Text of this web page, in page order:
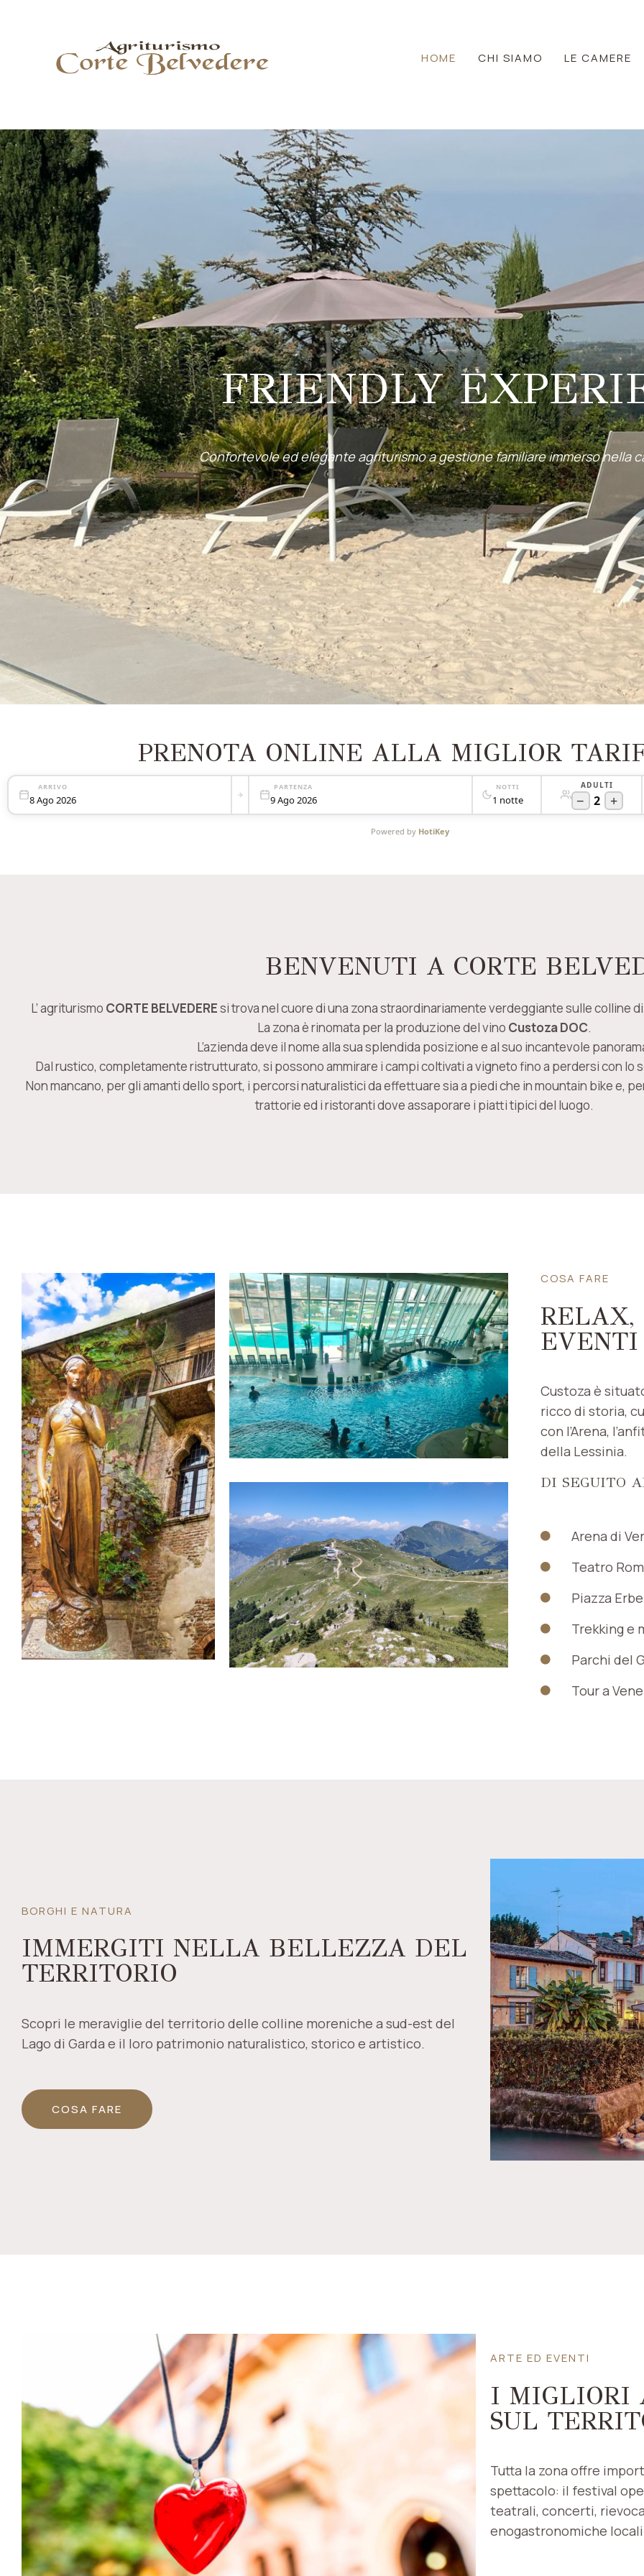
HOME CHI SIAMO LE CAMERE
FRIENDLY
Confortevole ed elegante agriturismo a gestione familiare immerso nella
PRENOTA ONLINE ALLA MIGLIOR
BENVENUTI A CORTE
L’ agriturismo CORTE BELVEDEREsi trova nel cuore di una zona straordinariamente verdeggiante sulle colline
La zona è rinomata per la produzione del vino Custoza DOC.
L’azienda deve il nome alla sua splendida posizione e al suo incantevole
Dal rustico, completamente ristrutturato, si possono ammirare i campi coltivati a vigneto fino a perdersi con lo
Non mancano, per gli amanti dello sport, i percorsi naturalistici da effettuare sia a piedi che in mountain bike e,
trattorie ed i ristoranti dove assaporare i piatti tipici del luogo.
COSA FARE
RELAX,
EVENTI
Custoza è
ricco di storia,
con l’Arena,
della Lessinia.
DI SEGUITO
Arena di
Teatro
Piazza Erbe
Trekking e
Parchi del
Tour a
BORGHI E NATURA
IMMERGITI NELLA BELLEZZA DEL
TERRITORIO
Scopri le meraviglie del territorio delle colline moreniche a sud-est del
Lago di Garda e il loro patrimonio naturalistico, storico e artistico.
COSA FARE
ARTE ED EVENTI
I MIGLIORI
SUL
Tutta la zona offre
spettacolo: il festival
teatrali, concerti,
enogastronomiche